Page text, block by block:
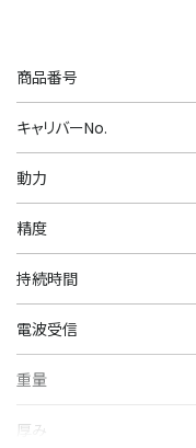
商品番号
キャリバーNo.
動力
精度
持続時間
電波受信
重量
厚み